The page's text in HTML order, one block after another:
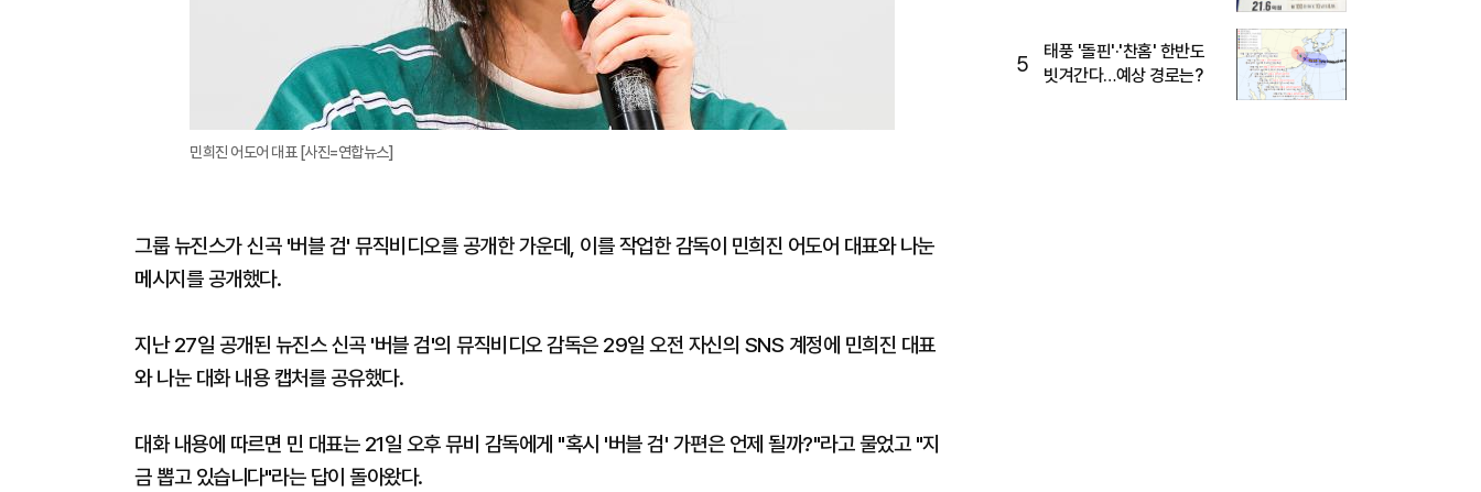
민희진 어도어 대표 [사진=연합뉴스]
그룹 뉴진스가 신곡 '버블 검' 뮤직비디오를 공개한 가운데, 이를 작업한 감독이 민희진 어도어 대표와 나눈
메시지를 공개했다.
지난 27일 공개된 뉴진스 신곡 '버블 검'의 뮤직비디오 감독은 29일 오전 자신의 SNS 계정에 민희진 대표
와 나눈 대화 내용 캡처를 공유했다.
대화 내용에 따르면 민 대표는 21일 오후 뮤비 감독에게 "혹시 '버블 검' 가편은 언제 될까?"라고 물었고 "지
금 뽑고 있습니다"라는 답이 돌아왔다.
5
태풍 '돌핀'·'찬홈' 한반도
빗겨간다…예상 경로는?